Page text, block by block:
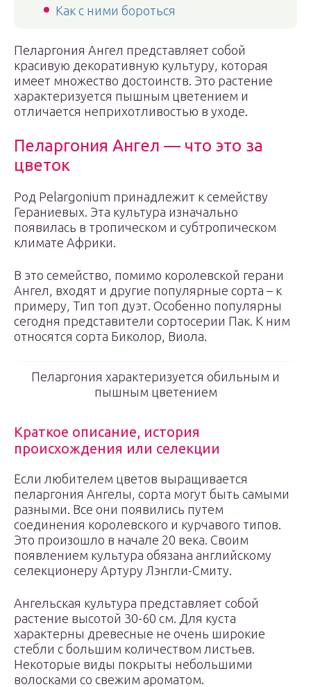
Как с ними бороться
Пеларгония Ангел представляет собой
красивую декоративную культуру, которая
имеет множество достоинств. Это растение
характеризуется пышным цветением и
отличается неприхотливостью в уходе.
Пеларгония Ангел — что это за
цветок
Род Pelargonium принадлежит к семейству
Гераниевых. Эта культура изначально
появилась в тропическом и субтропическом
климате Африки.
В это семейство, помимо королевской герани
Ангел, входят и другие популярные сорта – к
примеру, Тип топ дуэт. Особенно популярны
сегодня представители сортосерии Пак. К ним
относятся сорта Биколор, Виола.
Пеларгония характеризуется обильным и
пышным цветением
Краткое описание, история
происхождения или селекции
Если любителем цветов выращивается
пеларгония Ангелы, сорта могут быть самыми
разными. Все они появились путем
соединения королевского и курчавого типов.
Это произошло в начале 20 века. Своим
появлением культура обязана английскому
селекционеру Артуру Лэнгли-Смиту.
Ангельская культура представляет собой
растение высотой 30-60 см. Для куста
характерны древесные не очень широкие
стебли с большим количеством листьев.
Некоторые виды покрыты небольшими
волосками со свежим ароматом.